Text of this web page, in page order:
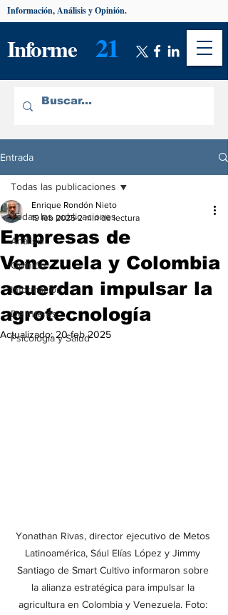
Informe 21
Información, Análisis y Opinión.
Entrada
Todas las publicaciones
Análisis
Opinión
Información
De interés
Psicología y Salud
Todas las publicaciones
Empresas de
Venezuela y Colombia
acuerdan impulsar la
agrotecnología
Enrique Rondón Nieto
19 feb 2025 2 min de lectura
Actualizado:20 feb 2025
Yonathan Rivas, director ejecutivo de Metos
Latinoamérica, Sául Elías López y Jimmy
Santiago de Smart Cultivo informaron sobre
la alianza estratégica para impulsar la
agricultura en Colombia y Venezuela. Foto: